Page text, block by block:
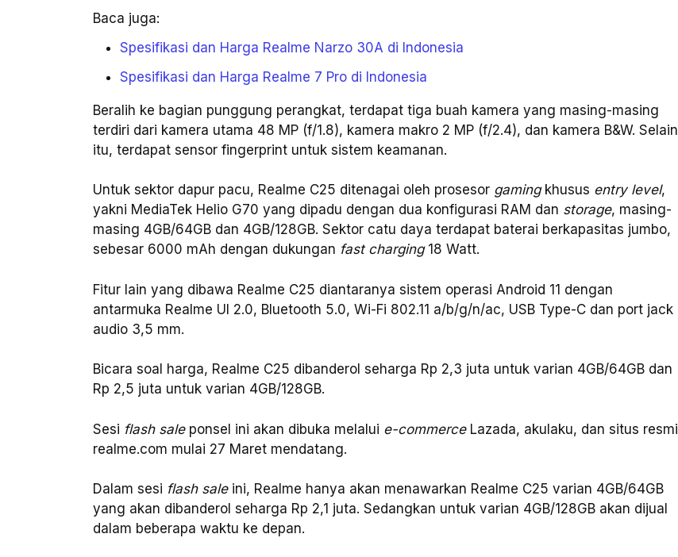
Baca juga:
Spesifikasi dan Harga Realme Narzo 30A di Indonesia
Spesifikasi dan Harga Realme 7 Pro di Indonesia
Beralih ke bagian punggung perangkat, terdapat tiga buah kamera yang masing-masing
terdiri dari kamera utama 48 MP (f/1.8), kamera makro 2 MP (f/2.4), dan kamera B&W. Selain
itu, terdapat sensor fingerprint untuk sistem keamanan.
Untuk sektor dapur pacu, Realme C25 ditenagai oleh prosesor gamingkhusus entry level,
yakni MediaTek Helio G70 yang dipadu dengan dua konfigurasi RAM dan storage, masing-
masing 4GB/64GB dan 4GB/128GB. Sektor catu daya terdapat baterai berkapasitas jumbo,
sebesar 6000 mAh dengan dukungan fast charging18 Watt.
Fitur lain yang dibawa Realme C25 diantaranya sistem operasi Android 11 dengan
antarmuka Realme UI 2.0, Bluetooth 5.0, Wi-Fi 802.11 a/b/g/n/ac, USB Type-C dan port jack
audio 3,5 mm.
Bicara soal harga, Realme C25 dibanderol seharga Rp 2,3 juta untuk varian 4GB/64GB dan
Rp 2,5 juta untuk varian 4GB/128GB.
Sesi flash saleponsel ini akan dibuka melalui e-commerceLazada, akulaku, dan situs resmi
realme.com mulai 27 Maret mendatang.
Dalam sesi flash sale ini, Realme hanya akan menawarkan Realme C25 varian 4GB/64GB
yang akan dibanderol seharga Rp 2,1 juta. Sedangkan untuk varian 4GB/128GB akan dijual
dalam beberapa waktu ke depan.